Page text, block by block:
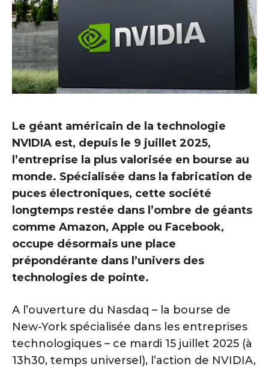
Le géant américain de la technologie
NVIDIA est, depuis le 9 juillet 2025,
l’entreprise la plus valorisée en bourse au
monde. Spécialisée dans la fabrication de
puces électroniques, cette société
longtemps restée dans l’ombre de géants
comme Amazon, Apple ou Facebook,
occupe désormais une place
prépondérante dans l’univers des
technologies de pointe.
A l’ouverture du Nasdaq – la bourse de
New-York spécialisée dans les entreprises
technologiques – ce mardi 15 juillet 2025 (à
13h30, temps universel), l’action de NVIDIA,